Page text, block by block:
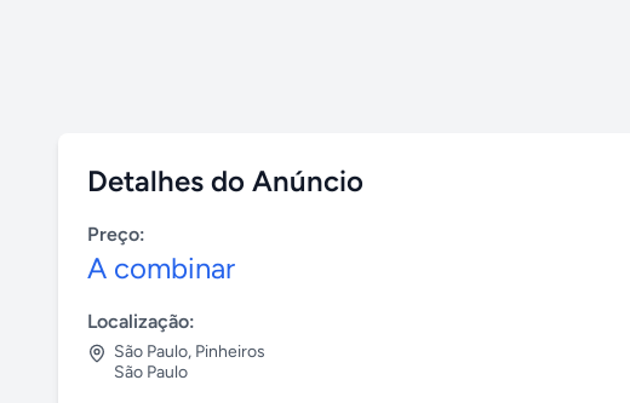
Detalhes do Anúncio
Preço:
A combinar
Localização:
São Paulo, Pinheiros
São Paulo